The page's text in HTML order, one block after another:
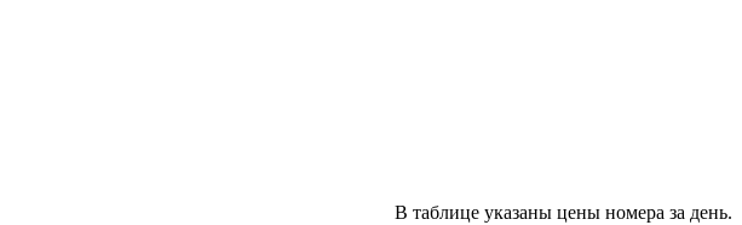
В таблице указаны цены номера за день.